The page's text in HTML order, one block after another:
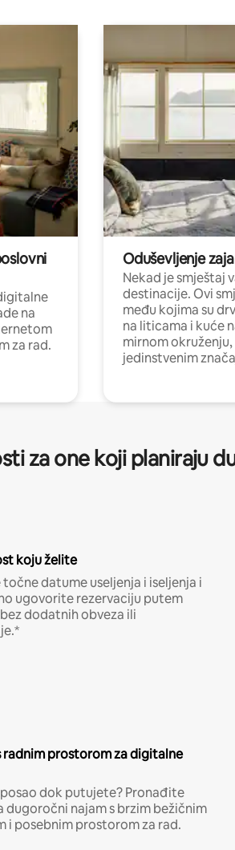
na
za rad.
Oduševljenje
Nekad je smještaj
destinacije. Ovi
među kojima su
na liticama i kuće
mirnom
jedinstvenim
za one koji planiraju
koju želite
datume useljenja i iseljenja i
ugovorite rezervaciju putem
dodatnih obveza ili
radnim prostorom za digitalne
dok putujete? Pronađite
dugoročni najam s brzim bežičnim
i posebnim prostorom za rad.